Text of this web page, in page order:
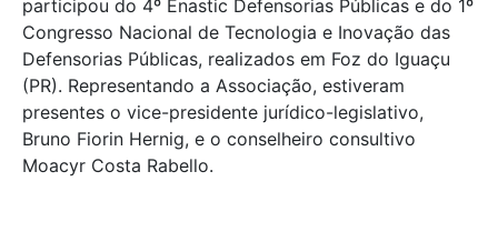
participou do 4º Enastic Defensorias Públicas e do 1º
Congresso Nacional de Tecnologia e Inovação das
Defensorias Públicas, realizados em Foz do Iguaçu
(PR). Representando a Associação, estiveram
presentes o vice-presidente jurídico-legislativo,
Bruno Fiorin Hernig, e o conselheiro consultivo
Moacyr Costa Rabello.